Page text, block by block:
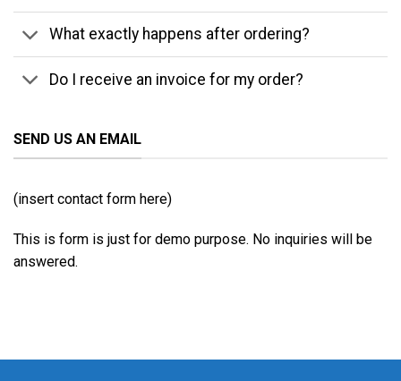
What exactly happens after ordering?
Do I receive an invoice for my order?
SEND US AN EMAIL
(insert contact form here)
This is form is just for demo purpose. No inquiries will be
answered.